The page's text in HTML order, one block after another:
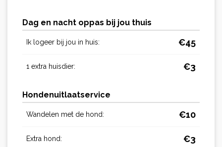
Dag en nacht oppas bij jou thuis
Ik logeer bij jou in huis: €45
1 extra huisdier: €3
Hondenuitlaatservice
Wandelen met de hond: €10
Extra hond: €3